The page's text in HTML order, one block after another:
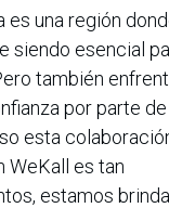
es una región
siendo esencial
también
por parte
esta
WeKall es tan
estamos